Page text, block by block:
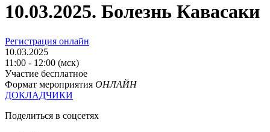
10.03.2025. Болезнь Кавасаки
Регистрация онлайн
10.03.2025
11:00 - 12:00 (мск)
Участие бесплатное
Формат мероприятия ОНЛАЙН
ДОКЛАДЧИКИ
Поделиться в соцсетях